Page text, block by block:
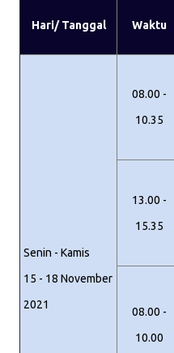
Hari/ Tanggal Waktu
Senin - Kamis
15 - 18 November
2021
08.00 -
10.35
13.00 -
15.35
08.00 -
10.00